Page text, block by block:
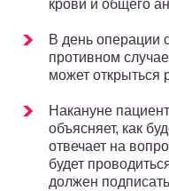
крови и общего
В день операции
противном
может открыться
Накануне
объясняет, как
отвечает на
будет
должен